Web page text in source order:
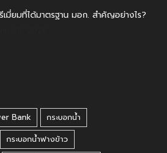
มี่ยมที่ได้มาตรฐาน มอก. สำคัญอย่างไร?
Bank
กระบอกน้ำ
กระบอกน้ำฟางข้าว